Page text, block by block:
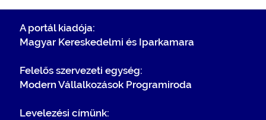
A portál kiadója:
Magyar Kereskedelmi és Iparkamara
Felelős szervezeti egység:
Modern Vállalkozások Programiroda
Levelezési címünk: